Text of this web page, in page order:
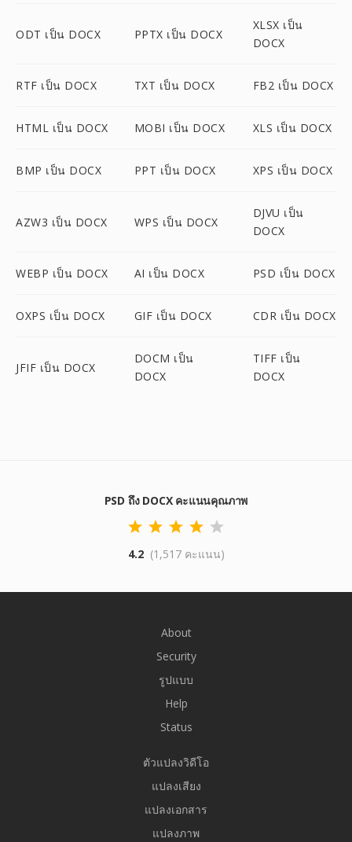
ODT เป็น DOCX PPTX เป็น DOCX
XLSX เป็น
DOCX
RTF เป็น DOCX TXT เป็น DOCX FB2 เป็น DOCX
HTML เป็น DOCX MOBI เป็น DOCX XLS เป็น DOCX
BMP เป็น DOCX PPT เป็น DOCX XPS เป็น DOCX
AZW3 เป็น DOCX WPS เป็น DOCX
DJVU เป็น
DOCX
WEBP เป็น DOCX AI เป็น DOCX PSD เป็น DOCX
OXPS เป็น DOCX GIF เป็น DOCX CDR เป็น DOCX
JFIF เป็น DOCX
DOCM เป็น
DOCX
TIFF เป็น
DOCX
PSD ถึง DOCX คะแนนคุณภาพ
4.2 (1,517 คะแนน)
About
Security
รูปแบบ
Help
Status
ตัวแปลงวิดีโอ
แปลงเสียง
แปลงเอกสาร
แปลงภาพ